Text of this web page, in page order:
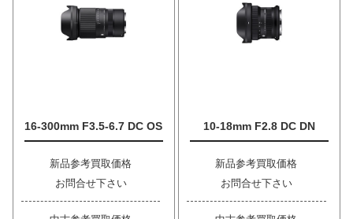
16-300mm F3.5-6.7 DC OS
新品参考買取価格
お問合せ下さい
10-18mm F2.8 DC DN
新品参考買取価格
お問合せ下さい